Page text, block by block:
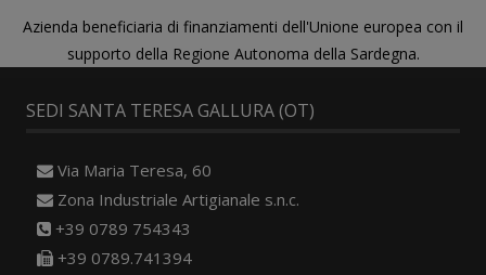
Azienda beneficiaria di finanziamenti dell'Unione europea con il
supporto della Regione Autonoma della Sardegna.
SEDI SANTA TERESA GALLURA (OT)
Via Maria Teresa, 60
Zona Industriale Artigianale s.n.c.
+39 0789 754343
+39 0789.741394